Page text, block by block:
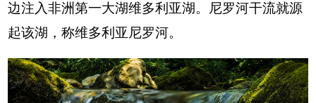
边注入非洲第一大湖维多利亚湖。尼罗河干流就源
起该湖，称维多利亚尼罗河。